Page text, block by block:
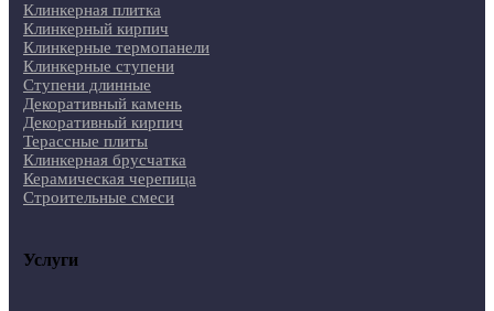
Клинкерная плитка
Клинкерный кирпич
Клинкерные термопанели
Клинкерные ступени
Ступени длинные
Декоративный камень
Декоративный кирпич
Терассные плиты
Клинкерная брусчатка
Керамическая черепица
Строительные смеси
Услуги